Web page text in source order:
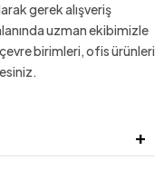
gerek alışveriş
uzman ekibimizle
birimleri, ofis ürünleri